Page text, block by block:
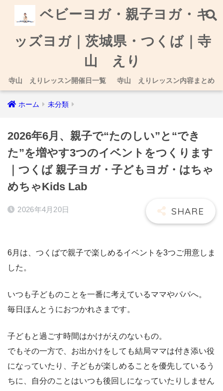
ベビーヨガ・親子ヨガ・キ
ッズヨガ｜茨城県・つくば｜寺
山 えり
寺山 えりレッスン開催日一覧 寺山 えりレッスン内容まとめ
ホーム 未分類
2026年6月、親子で“たのしい”と“でき
た”を増やす3つのイベントをつくります
｜つくば 親子ヨガ・子どもヨガ・はちゃ
めちゃKids Lab
2026年4月20日
6月は、つくばで親子で楽しめるイベントを3つご用意しま
した。
いつも子どものことを一番に考えているママやパパへ。
毎日ほんとうにおつかれさまです。
子どもと過ごす時間はかけがえのないもの。
でもその一方で、お出かけをしても結局ママは付き添い役
になっていたり、子どもが楽しめることを優先しているう
ちに、自分のことはいつも後回しになっていたりしません